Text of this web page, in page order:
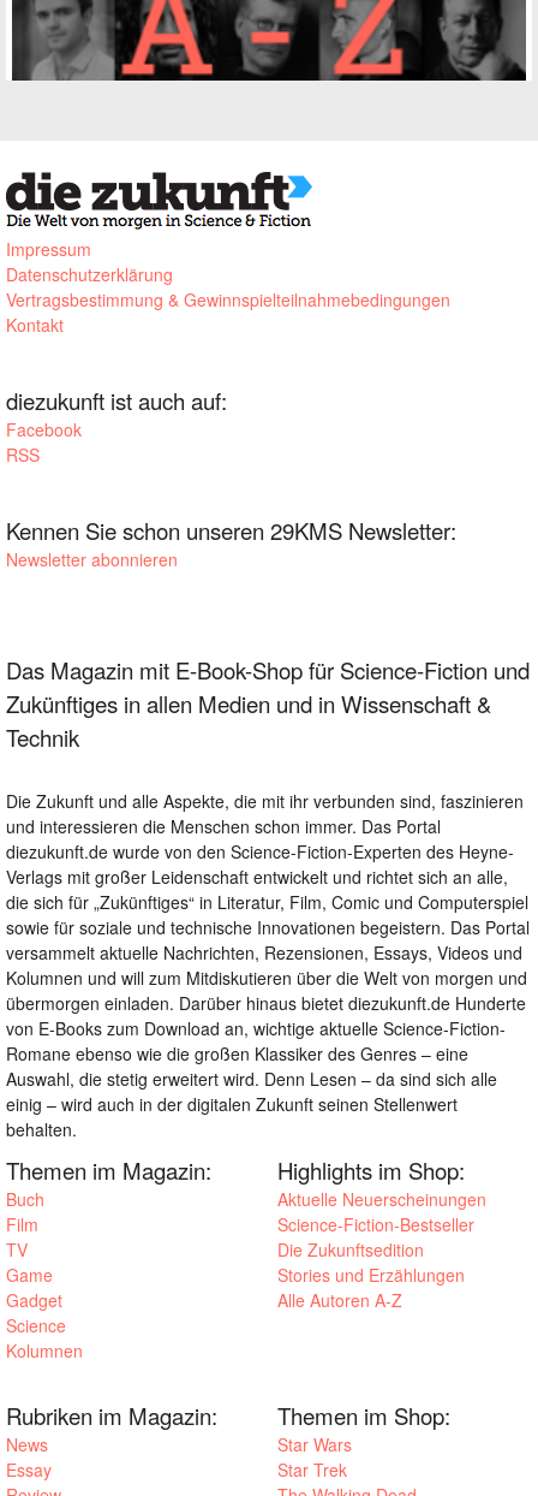
Impressum
Datenschutzerklärung
Vertragsbestimmung & Gewinnspielteilnahmebedingungen
Kontakt
diezukunft ist auch auf:
Facebook
RSS
Kennen Sie schon unseren 29KMS Newsletter:
Newsletter abonnieren
Das Magazin mit E-Book-Shop für Science-Fiction und
Zukünftiges in allen Medien und in Wissenschaft &
Technik
Die Zukunft und alle Aspekte, die mit ihr verbunden sind, faszinieren
und interessieren die Menschen schon immer. Das Portal
diezukunft.de wurde von den Science-Fiction-Experten des Heyne-
Verlags mit großer Leidenschaft entwickelt und richtet sich an alle,
die sich für „Zukünftiges“ in Literatur, Film, Comic und Computerspiel
sowie für soziale und technische Innovationen begeistern. Das Portal
versammelt aktuelle Nachrichten, Rezensionen, Essays, Videos und
Kolumnen und will zum Mitdiskutieren über die Welt von morgen und
übermorgen einladen. Darüber hinaus bietet diezukunft.de Hunderte
von E-Books zum Download an, wichtige aktuelle Science-Fiction-
Romane ebenso wie die großen Klassiker des Genres – eine
Auswahl, die stetig erweitert wird. Denn Lesen – da sind sich alle
einig – wird auch in der digitalen Zukunft seinen Stellenwert
behalten.
Themen im Magazin:
Buch
Film
TV
Game
Gadget
Science
Kolumnen
Highlights im Shop:
Aktuelle Neuerscheinungen
Science-Fiction-Bestseller
Die Zukunftsedition
Stories und Erzählungen
Alle Autoren A-Z
Rubriken im Magazin:
News
Essay
Themen im Shop:
Star Wars
Star Trek